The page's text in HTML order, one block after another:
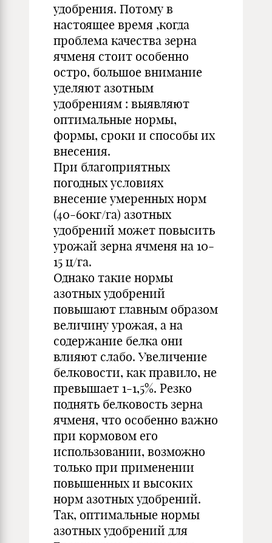
удобрения. Потому в
настоящее время ,когда
проблема качества зерна
ячменя стоит особенно
остро, большое внимание
уделяют азотным
удобрениям : выявляют
оптимальные нормы,
формы, сроки и способы их
внесения.
При благоприятных
погодных условиях
внесение умеренных норм
(40-60кг/га) азотных
удобрений может повысить
урожай зерна ячменя на 10-
15 ц/га.
Однако такие нормы
азотных удобрений
повышают главным образом
величину урожая, а на
содержание белка они
влияют слабо. Увеличение
белковости, как правило, не
превышает 1-1,5%. Резко
поднять белковость зерна
ячменя, что особенно важно
при кормовом его
использовании, возможно
только при применении
повышенных и высоких
норм азотных удобрений.
Так, оптимальные нормы
азотных удобрений для